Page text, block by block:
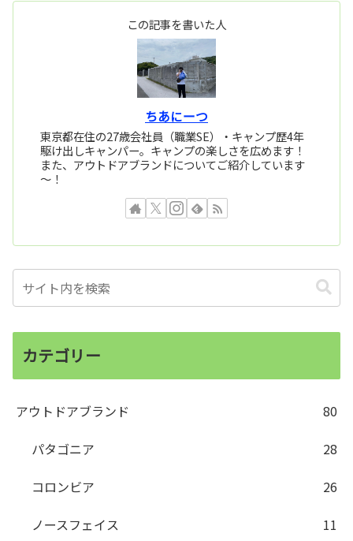
この記事を書いた人
ちあにーつ
東京都在住の27歳会社員（職業SE）・キャンプ歴4年
駆け出しキャンパー。キャンプの楽しさを広めます！
また、アウトドアブランドについてご紹介しています
～！
カテゴリー
アウトドアブランド
80
パタゴニア
28
コロンビア
26
ノースフェイス
11